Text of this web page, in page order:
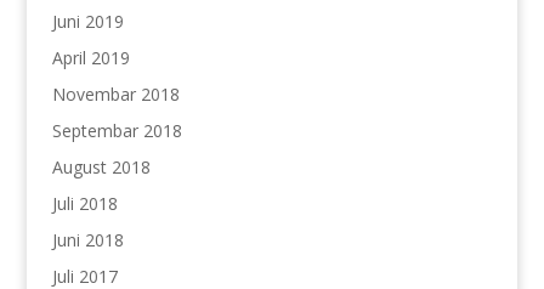
Juni 2019
April 2019
Novembar 2018
Septembar 2018
August 2018
Juli 2018
Juni 2018
Juli 2017